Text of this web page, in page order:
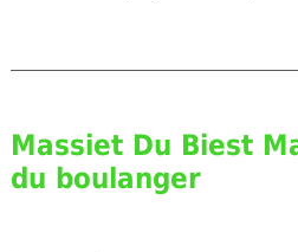
Massiet Du Biest
du boulanger